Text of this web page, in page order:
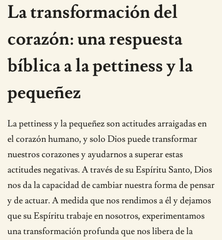
La transformación del
corazón: una respuesta
bíblica a la pettiness y la
pequeñez
La pettiness y la pequeñez son actitudes arraigadas en
el corazón humano, y solo Dios puede transformar
nuestros corazones y ayudarnos a superar estas
actitudes negativas. A través de su Espíritu Santo, Dios
nos da la capacidad de cambiar nuestra forma de pensar
y de actuar. A medida que nos rendimos a él y dejamos
que su Espíritu trabaje en nosotros, experimentamos
una transformación profunda que nos libera de la